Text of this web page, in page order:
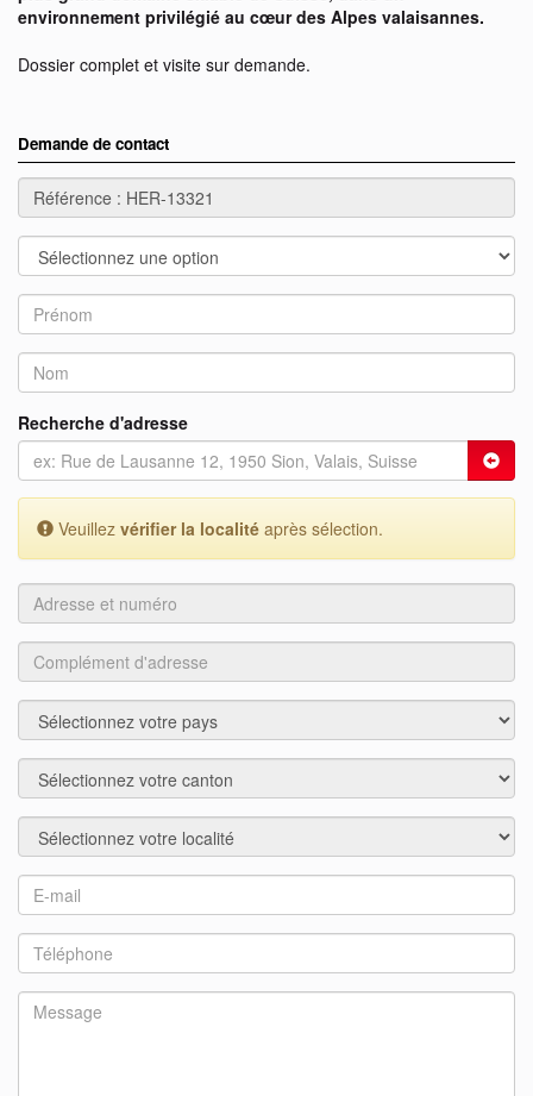
environnement privilégié au cœur des Alpes valaisannes.
Dossier complet et visite sur demande.
Demande de contact
Recherche d'adresse
Veuillez vérifier la localité après sélection.
Adresse
et
numéro
Complément
d'adresse
Pays
Région
Localité